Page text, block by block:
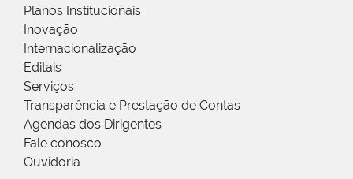
Planos Institucionais
Inovação
Internacionalização
Editais
Serviços
Transparência e Prestação de Contas
Agendas dos Dirigentes
Fale conosco
Ouvidoria